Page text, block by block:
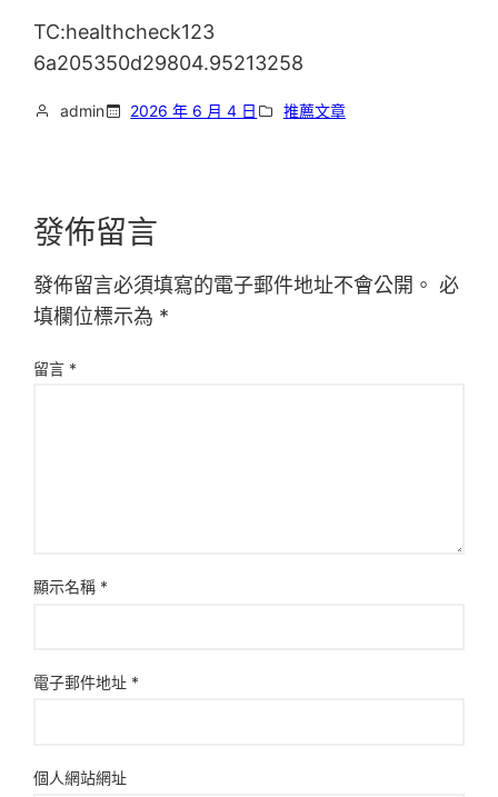
TC:healthcheck123
6a205350d29804.95213258
admin 2026 年 6 月 4 日 推薦文章
發佈留言
發佈留言必須填寫的電子郵件地址不會公開。 必
填欄位標示為 *
留言 *
顯示名稱 *
電子郵件地址 *
個人網站網址